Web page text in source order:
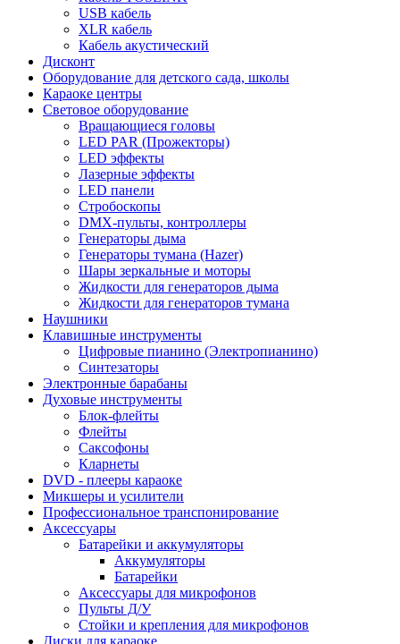
USB кабель
XLR кабель
Кабель акустический
Дисконт
Оборудование для детского сада, школы
Караоке центры
Световое оборудование
Вращающиеся головы
LED PAR (Прожекторы)
LED эффекты
Лазерные эффекты
LED панели
Стробоскопы
DMX-пульты, контроллеры
Генераторы дыма
Генераторы тумана (Hazer)
Шары зеркальные и моторы
Жидкости для генераторов дыма
Жидкости для генераторов тумана
Наушники
Клавишные инструменты
Цифровые пианино (Электропианино)
Синтезаторы
Электронные барабаны
Духовые инструменты
Блок-флейты
Флейты
Саксофоны
Кларнеты
DVD - плееры караоке
Микшеры и усилители
Профессиональное транспонирование
Аксессуары
Батарейки и аккумуляторы
Аккумуляторы
Батарейки
Аксессуары для микрофонов
Пульты Д/У
Стойки и крепления для микрофонов